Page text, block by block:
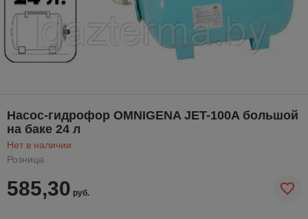
Насос-гидрофор OMNIGENA JET-100A большой
на баке 24 л
Нет в наличии
Розница
585,30 руб.